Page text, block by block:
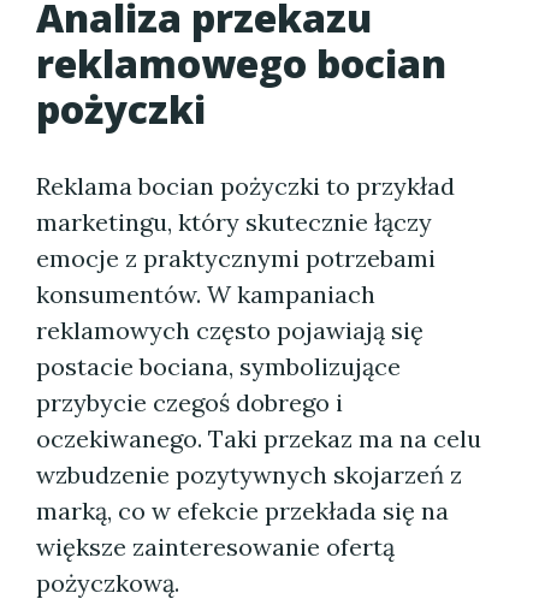
Analiza przekazu
reklamowego bocian
pożyczki
Reklama bocian pożyczki to przykład
marketingu, który skutecznie łączy
emocje z praktycznymi potrzebami
konsumentów. W kampaniach
reklamowych często pojawiają się
postacie bociana, symbolizujące
przybycie czegoś dobrego i
oczekiwanego. Taki przekaz ma na celu
wzbudzenie pozytywnych skojarzeń z
marką, co w efekcie przekłada się na
większe zainteresowanie ofertą
pożyczkową.